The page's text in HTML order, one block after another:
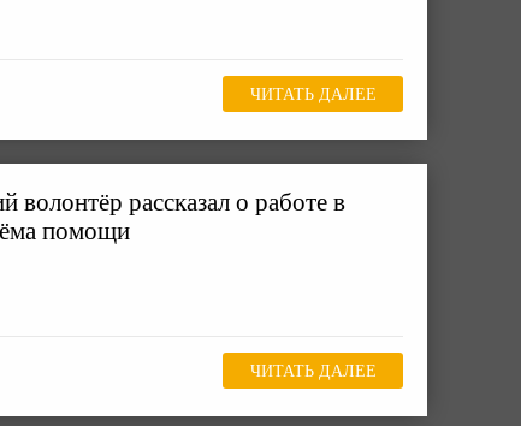
ЧИТАТЬ ДАЛЕЕ
волонтёр рассказал о работе в
помощи
ЧИТАТЬ ДАЛЕЕ